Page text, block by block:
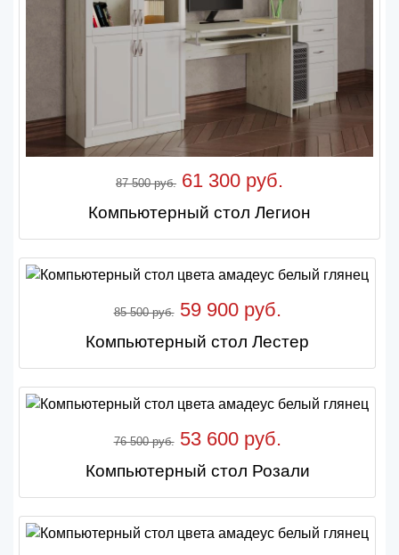
87 500 руб. 61 300 руб.
Компьютерный стол Легион
85 500 руб.59 900 руб.
Компьютерный стол Лестер
76 500 руб.53 600 руб.
Компьютерный стол Розали